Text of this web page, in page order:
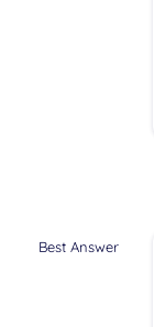
Best Answer